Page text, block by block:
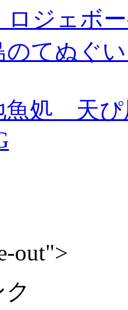
ジェボ
のてぬぐ
魚処 天ぴ
out">